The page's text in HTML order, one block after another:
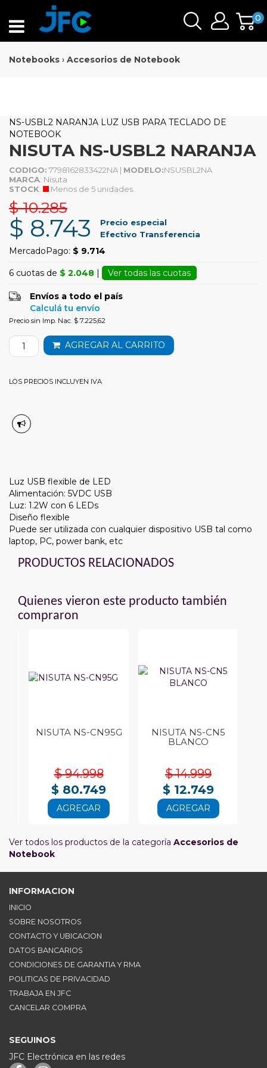
0
Notebooks › Accesorios de Notebook
NS-USBL2 NARANJA LUZ USB PARA TECLADO DE
NOTEBOOK
NISUTA NS-USBL2 NARANJA
CODIGO: 7798162833422NA | MODELO:NSUSBL2NA
MARCA: Nisuta
STOCK: Menos de 5 unidades.
$ 10.285
$ 8.743
Precio especial
Efectivo Transferencia
MercadoPago: $ 9.714
6 cuotas de $ 2.048 | Ver todas las cuotas
Envíos a todo el país
Calculá tu envío
Precio sin Imp. Nac. $ 7.225,62
AGREGAR AL CARRITO
LOS PRECIOS INCLUYEN IVA
Luz USB flexible de LED
Alimentación: 5VDC USB
Luz: 1.2W con 6 LEDs
Diseño flexible
Puede ser utilizada con cualquier dispositivo USB tal como
laptop, PC, power bank, etc
PRODUCTOS RELACIONADOS
Quienes vieron este producto también
compraron
NISUTA NS-CN95G
$ 94.998
$ 80.749
AGREGAR
NISUTA NS-CN5
BLANCO
$ 14.999
$ 12.749
AGREGAR
Ver todos los productos de la categoría Accesorios de
Notebook
INFORMACION
INICIO
SOBRE NOSOTROS
CONTACTO Y UBICACION
DATOS BANCARIOS
CONDICIONES DE GARANTIA Y RMA
POLITICAS DE PRIVACIDAD
TRABAJA EN JFC
CANCELAR COMPRA
SEGUINOS
JFC Electrónica en las redes